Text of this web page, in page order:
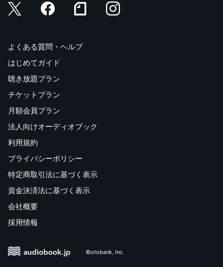
よくある質問・ヘルプ
はじめてガイド
聴き放題プラン
チケットプラン
月額会員プラン
法人向けオーディオブック
利用規約
プライバシーポリシー
特定商取引法に基づく表示
資金決済法に基づく表示
会社概要
採用情報
©otobank, Inc.